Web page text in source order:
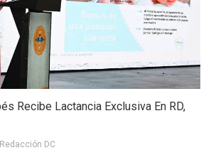
Recibe Lactancia Exclusiva En RD,
Redacción DC